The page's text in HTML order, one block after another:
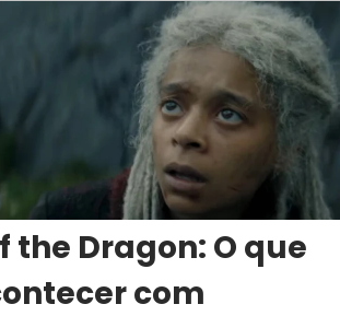
the Dragon: O que
com